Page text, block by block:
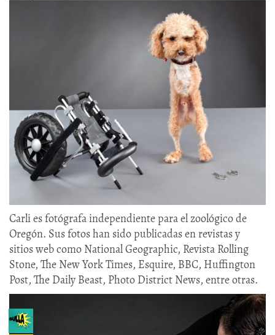
Carli es fotógrafa independiente para el zoológico de
Oregón. Sus fotos han sido publicadas en revistas y
sitios web como National Geographic, Revista Rolling
Stone, The New York Times, Esquire, BBC, Huffington
Post, The Daily Beast, Photo District News, entre otras.